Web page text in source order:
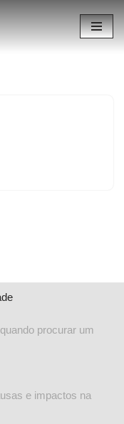
procurar um
e impactos na